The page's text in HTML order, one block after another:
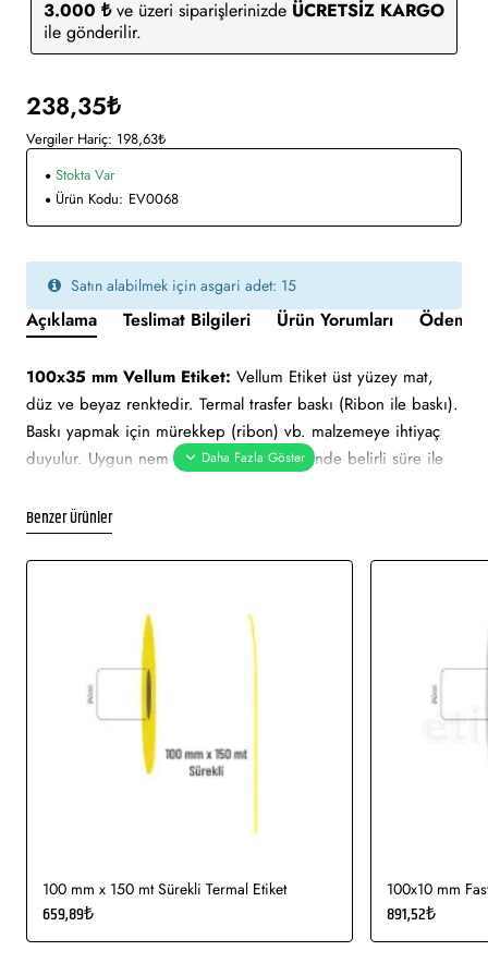
3.000 ₺ve üzeri siparişlerinizde ÜCRETSİZ KARGO
ile gönderilir.
238,35₺
Vergiler Hariç: 198,63₺
Stokta Var
Ürün Kodu: EV0068
Satın alabilmek için asgari adet: 15
Açıklama Teslimat Bilgileri Ürün Yorumları Ödeme
100x35 mm Vellum Etiket: Vellum Etiket üst yüzey mat,
düz ve beyaz renktedir. Termal trasfer baskı (Ribon ile baskı).
Baskı yapmak için mürekkep (ribon) vb. malzemeye ihtiyaç
duyulur. Uygun nem ve sıcaklık değerlerinde belirli süre ile
ışını gibi hafif derecedeki ısılarda zarar görmez.
100x35 mm Vellum Etiket tüm barkod yazıcılar için uygundur.
(Kuvvetli yapışkan tutkal), Nonpern (İz Bırakmayan yapışkanlı
tutkal), Deep frezee (Soğuğa dayanıklı yapışkanlı tutkal)
Kullanılan Etiketler:
Barkod etiketi, lot etiketi, raf etiketi,
ürün etiketi, koli üstü etiketi. Genellikle hızlı tüketim
ürünlerinde kullanımı uygundur.
Benzer Ürünler
100 mm x 150 mt Sürekli Termal Etiket
659,89₺
100x10 mm
891,52₺